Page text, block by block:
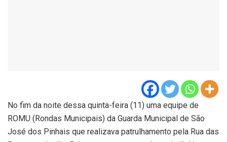
No fim da noite dessa quinta-feira (11) uma equipe de
ROMU (Rondas Municipais) da Guarda Municipal de São
José dos Pinhais que realizava patrulhamento pela Rua das